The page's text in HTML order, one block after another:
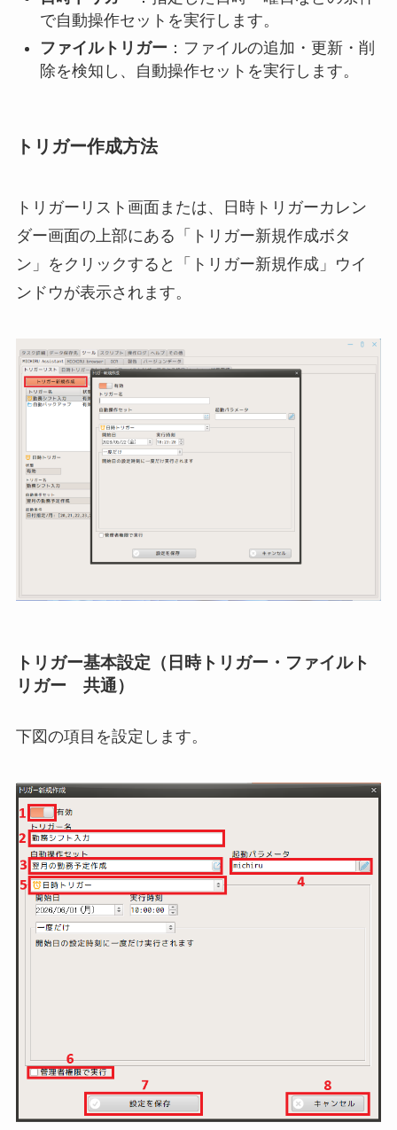
で自動操作セットを実行します。
ファイルトリガー ：ファイルの追加・更新・削
除を検知し、自動操作セットを実行します。
トリガー作成方法
トリガーリスト画面または、日時トリガーカレン
ダー画面の上部にある「トリガー新規作成ボタ
ン」をクリックすると「トリガー新規作成」ウイ
ンドウが表示されます。
トリガー基本設定（日時トリガー・ファイルト
リガー 共通）
下図の項目を設定します。